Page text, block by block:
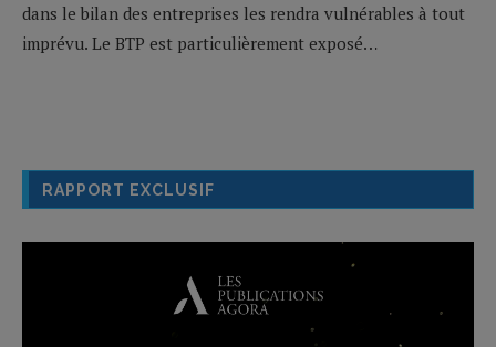
dans le bilan des entreprises les rendra vulnérables à tout
imprévu. Le BTP est particulièrement exposé…
RAPPORT EXCLUSIF